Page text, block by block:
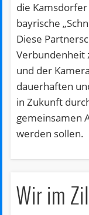
die
bayrische
Diese
Verbundenheit
und der
dauerhaften
in Zukunft
gemeinsamen
werden sollen.
Wir im